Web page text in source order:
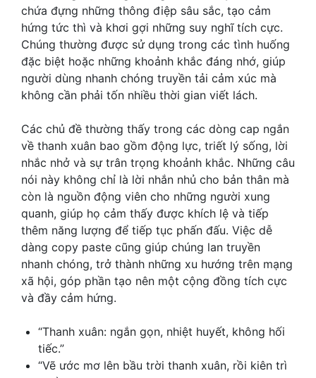
chứa đựng những thông điệp sâu sắc, tạo cảm
hứng tức thì và khơi gợi những suy nghĩ tích cực.
Chúng thường được sử dụng trong các tình huống
đặc biệt hoặc những khoảnh khắc đáng nhớ, giúp
người dùng nhanh chóng truyền tải cảm xúc mà
không cần phải tốn nhiều thời gian viết lách.
Các chủ đề thường thấy trong các dòng cap ngắn
về thanh xuân bao gồm động lực, triết lý sống, lời
nhắc nhở và sự trân trọng khoảnh khắc. Những câu
nói này không chỉ là lời nhắn nhủ cho bản thân mà
còn là nguồn động viên cho những người xung
quanh, giúp họ cảm thấy được khích lệ và tiếp
thêm năng lượng để tiếp tục phấn đấu. Việc dễ
dàng copy paste cũng giúp chúng lan truyền
nhanh chóng, trở thành những xu hướng trên mạng
xã hội, góp phần tạo nên một cộng đồng tích cực
và đầy cảm hứng.
“Thanh xuân: ngắn gọn, nhiệt huyết, không hối
tiếc.”
“Vẽ ước mơ lên bầu trời thanh xuân, rồi kiên trì